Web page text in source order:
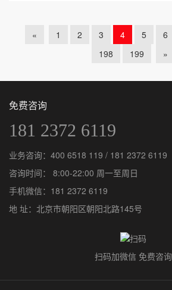
« 1 2 3 4 5 6
198
199 »
免费咨询
181 2372 6119
业务咨询： 400 6518 119 / 181 2372 6119
咨询时间： 8:00-22:00 周一至周日
手机微信： 181 2372 6119
地 址：北京市朝阳区朝阳北路145号
扫码加微信 免费咨询